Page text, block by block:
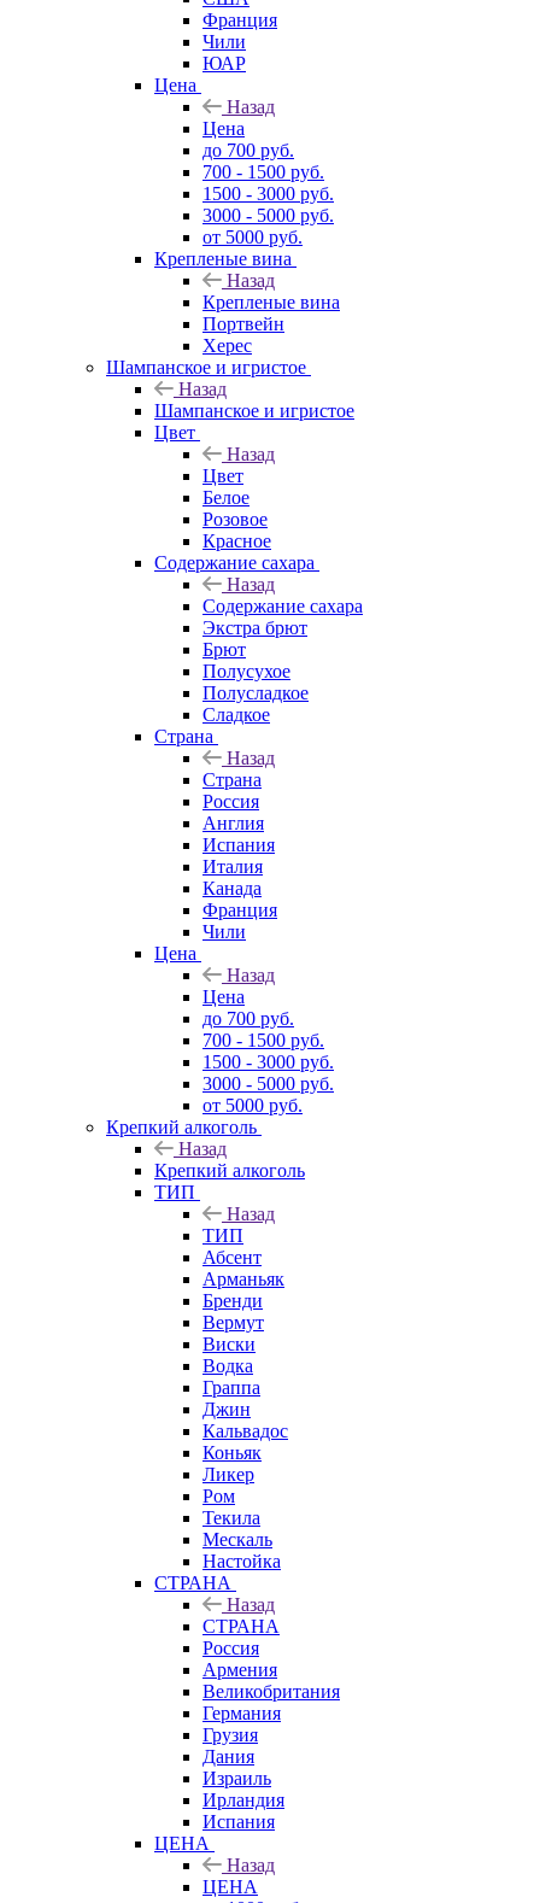
Франция
Чили
ЮАР
Цена
Назад
Цена
до 700 руб.
700 - 1500 руб.
1500 - 3000 руб.
3000 - 5000 руб.
от 5000 руб.
Крепленые вина
Назад
Крепленые вина
Портвейн
Херес
Шампанское и игристое
Назад
Шампанское и игристое
Цвет
Назад
Цвет
Белое
Розовое
Красное
Содержание сахара
Назад
Содержание сахара
Экстра брют
Брют
Полусухое
Полусладкое
Сладкое
Страна
Назад
Страна
Россия
Англия
Испания
Италия
Канада
Франция
Чили
Цена
Назад
Цена
до 700 руб.
700 - 1500 руб.
1500 - 3000 руб.
3000 - 5000 руб.
от 5000 руб.
Крепкий алкоголь
Назад
Крепкий алкоголь
ТИП
Назад
ТИП
Абсент
Арманьяк
Бренди
Вермут
Виски
Водка
Граппа
Джин
Кальвадос
Коньяк
Ликер
Ром
Текила
Мескаль
Настойка
СТРАНА
Назад
СТРАНА
Россия
Армения
Великобритания
Германия
Грузия
Дания
Израиль
Ирландия
Испания
ЦЕНА
Назад
ЦЕНА